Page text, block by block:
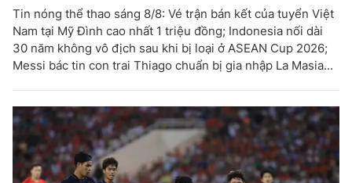
Tin nóng thể thao sáng 8/8: Vé trận bán kết của tuyển Việt
Nam tại Mỹ Đình cao nhất 1 triệu đồng; Indonesia nối dài
30 năm không vô địch sau khi bị loại ở ASEAN Cup 2026;
Messi bác tin con trai Thiago chuẩn bị gia nhập La Masia...